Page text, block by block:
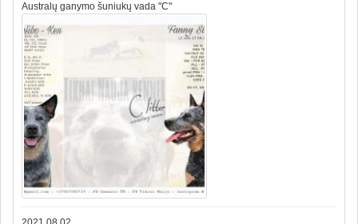
Australų ganymo šuniukų vada "C"